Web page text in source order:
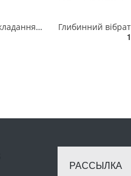
Булава до вібратора для укладання бетону YT-82600; l= 3 м, Ø= 35 мм ZY82600-29
РАССЫЛКА